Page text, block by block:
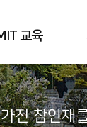
교육
진 참인재